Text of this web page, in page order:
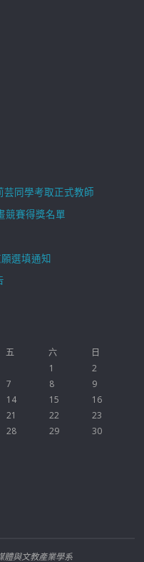
芸同學考取正式教師
競賽得獎名單
選填通知
五 六
日
1
2
7 8
9
14 15
16
21 22
23
28 29
30
體與文教產業學系